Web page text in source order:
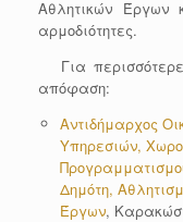
Αθλητικών Έργων
αρμοδιότητες.
Για
απόφαση:
Αντιδήμαρχος
Υπηρεσιών,
Δημότη,
Έργων,